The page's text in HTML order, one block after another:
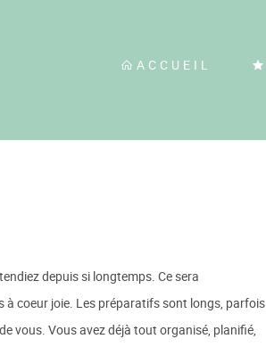
ACCUEIL
depuis si longtemps. Ce sera
coeur joie. Les préparatifs sont longs, parfois
vous. Vous avez déjà tout organisé, planifié,